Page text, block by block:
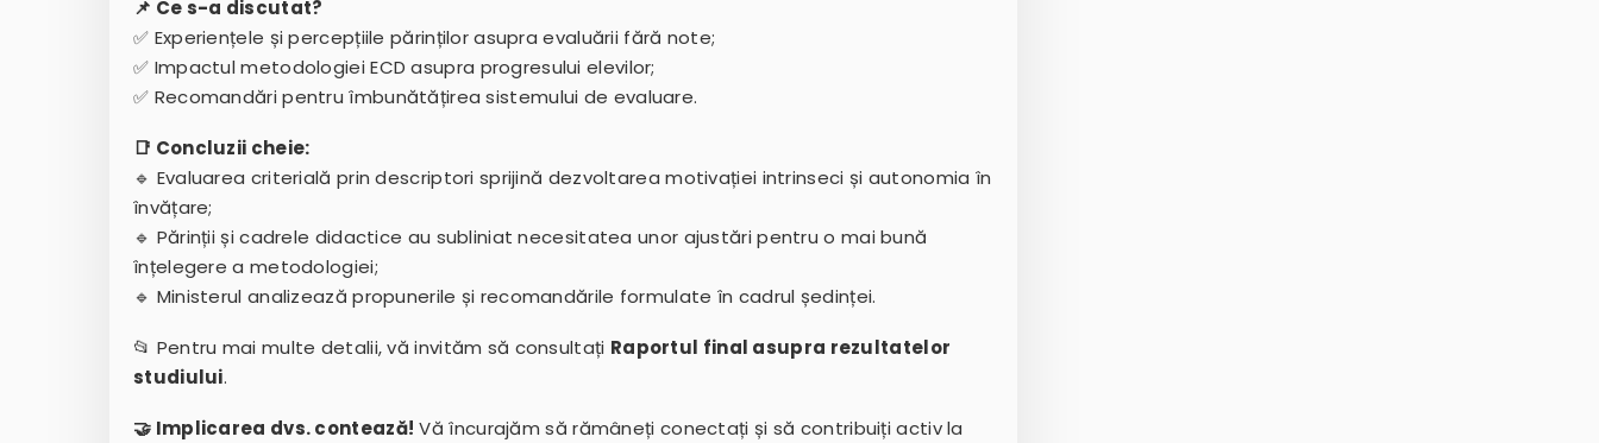
📌 Ce s-a discutat?
✅ Experiențele și percepțiile părinților asupra evaluării fără note;
✅ Impactul metodologiei ECD asupra progresului elevilor;
✅ Recomandări pentru îmbunătățirea sistemului de evaluare.
📑 Concluzii cheie:
🔹 Evaluarea criterială prin descriptori sprijină dezvoltarea motivației intrinseci și autonomia în
învățare;
🔹 Părinții și cadrele didactice au subliniat necesitatea unor ajustări pentru o mai bună
înțelegere a metodologiei;
🔹 Ministerul analizează propunerile și recomandările formulate în cadrul ședinței.
📂 Pentru mai multe detalii, vă invităm să consultați Raportul final asupra rezultatelor
studiului.
🤝 Implicarea dvs. contează! Vă încurajăm să rămâneți conectați și să contribuiți activ la